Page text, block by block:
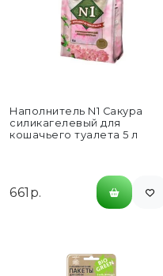
Наполнитель N1 Сакура
силикагелевый для
кошачьего туалета 5 л
661р.